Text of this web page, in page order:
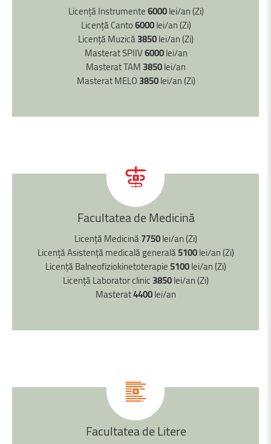
Licență Instrumente6000lei/an (Zi)
Licență Canto6000lei/an (Zi)
Licență Muzică3850lei/an (Zi)
Masterat SPIIV6000lei/an
Masterat TAM 3850lei/an
Masterat MELO 3850lei/an (Zi)
FacultateadeMedicină
Licență Medicină7750lei/an (Zi)
Licență Asistență medicală generală5100lei/an (Zi)
Licență Balneofiziokinetoterapie 5100lei/an (Zi)
Licență Laborator clinic 3850lei/an (Zi)
Masterat4400lei/an
FacultateadeLitere